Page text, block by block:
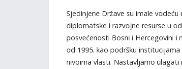
Sjedinjene Države su imale
diplomatske i razvojne resurse u
posvećenosti Bosni i Hercegovini i
od 1995. kao podršku
nivoima vlasti. Nastavljamo ulagati